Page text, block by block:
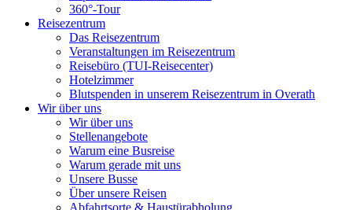
360°-Tour
Reisezentrum
Das Reisezentrum
Veranstaltungen im Reisezentrum
Reisebüro (TUI-Reisecenter)
Hotelzimmer
Blutspenden in unserem Reisezentrum in Overath
Wir über uns
Wir über uns
Stellenangebote
Warum eine Busreise
Warum gerade mit uns
Unsere Busse
Über unsere Reisen
Abfahrtsorte & Haustürabholung